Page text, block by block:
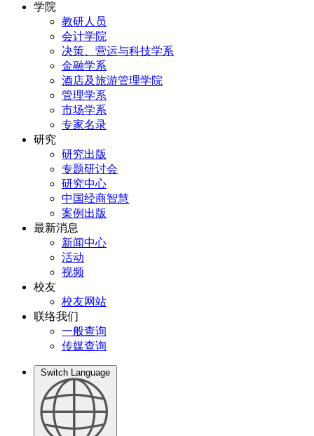
学院
教研人员
会计学院
决策、营运与科技学系
金融学系
酒店及旅游管理学院
管理学系
市场学系
专家名录
研究
研究出版
专题研讨会
研究中心
中国经商智慧
案例出版
最新消息
新闻中心
活动
视频
校友
校友网站
联络我们
一般查询
传媒查询
Switch Language